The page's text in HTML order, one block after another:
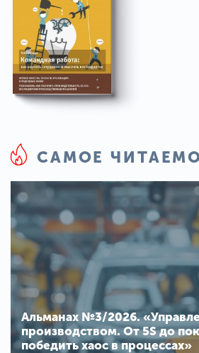
САМОЕ
Альманах №3/2026.
производством. От 5S до
победить хаос в процессах»